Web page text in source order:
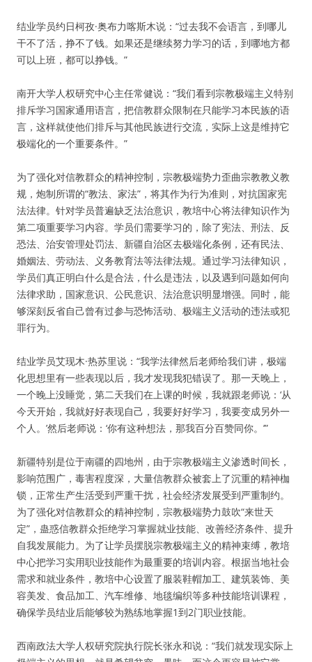
结业学员约日柯孜·奥布力喀斯木说：“过去我不会语言，到哪儿
干不了活，挣不了钱。如果还是继续努力学习的话，到哪地方都
可以上班，都可以挣钱。”
南开大学人权研究中心主任常健说：“我们看到宗教极端主义特别
排斥学习国家通用语言，把信教群众限制在只能学习本民族的语
言，这样就使他们排斥与其他民族进行交流，实际上这是维持它
极端化的一个重要条件。”
为了强化对信教群众的精神控制，宗教极端势力歪曲宗教教义教
规，炮制所谓的“教法、家法”，将其作为行为准则，对抗国家宪
法法律。针对学员普遍缺乏法治意识，教培中心将法律知识作为
第二项重要学习内容。学员们需要学习的，除了宪法、刑法、反
恐法、治安管理处罚法、新疆自治区去极端化条例，还有民法、
婚姻法、劳动法、义务教育法等法律法规。通过学习法律知识，
学员们真正明白什么是合法，什么是违法，以及遇到问题如何向
法律求助，国家意识、公民意识、法治意识明显增强。同时，能
够深刻反省自己曾有过参与恐怖活动、极端主义活动的违法或犯
罪行为。
结业学员艾现木·热苏里说：“我学法律然后老师给我们讲，极端
化思想里有一些表现以后，我才发现我犯错误了。那一天晚上，
一个晚上没睡觉，第二天我们在上课的时候，我就跟老师说：‘从
今天开始，我就好好表现自己，我要好好学习，我要变成另外一
个人。’然后老师说：‘你有这种想法，那我百分百赞同你。’”
新疆特别是位于南疆的四地州，由于宗教极端主义渗透时间长，
影响范围广，毒害程度深，大量信教群众被套上了沉重的精神枷
锁，正常生产生活受到严重干扰，社会经济发展受到严重制约。
为了强化对信教群众的精神控制，宗教极端势力鼓吹“来世天
定”，蛊惑信教群众拒绝学习掌握就业技能、改善经济条件、提升
自我发展能力。为了让学员摆脱宗教极端主义的精神束缚，教培
中心把学习实用职业技能作为最重要的培训内容。根据当地社会
需求和就业条件，教培中心设置了服装鞋帽加工、建筑装饰、美
容美发、食品加工、汽车维修、地毯编织等多种技能培训课程，
确保学员结业后能够较为熟练地掌握1到2门职业技能。
西南政法大学人权研究院执行院长张永和说：“我们就发现实际上